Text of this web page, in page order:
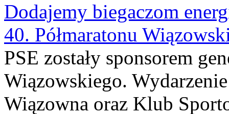
Dodajemy biegaczom
40. Półmaratonu
PSE zostały sponsorem
Wiązowskiego.
Wiązowna oraz Klub